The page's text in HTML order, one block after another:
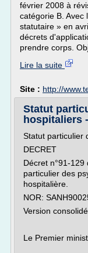
février 2008 à
catégorie B. Avec
statutaire » en
décrets
prendre corps.
Lire la suite
Site : http://
Statut
hospitaliers
Statut particulier
DECRET
Décret n°91-
particulier des
hospitalière.
NOR:
Version
Le Premier